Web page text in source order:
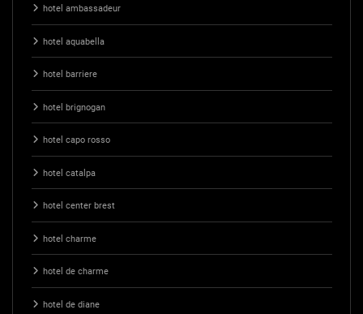
hotel ambassadeur
hotel aquabella
hotel barriere
hotel brignogan
hotel capo rosso
hotel catalpa
hotel center brest
hotel charme
hotel de charme
hotel de diane